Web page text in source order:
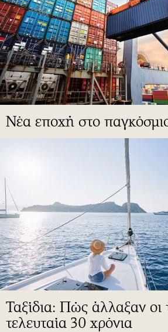
Νέα εποχή στο
Ταξίδια: Πώς άλλαξαν οι
τελευταία 30 χρόνια